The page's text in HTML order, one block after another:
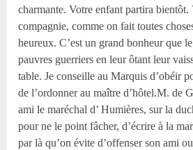
charmante. Votre enfant partira
compagnie, comme on fait toutes
heureux. C’est un grand bonheur que
pauvres guerriers en leur ôtant leur
table. Je conseille au Marquis d’obéir
de l’ordonner au maître d’hôtel.M. de
ami le maréchal d’ Humières, sur la
pour ne le point fâcher, d’écrire à la
par là qu’on évite d’offenser son ami